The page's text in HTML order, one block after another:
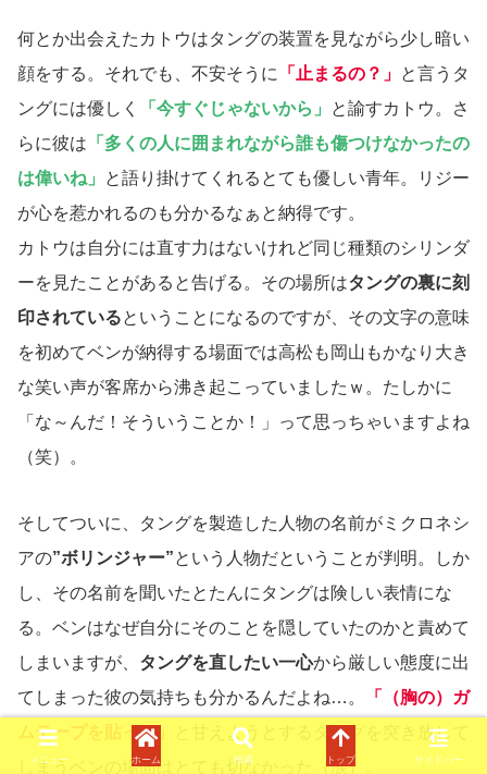
何とか出会えたカトウはタングの装置を見ながら少し暗い
顔をする。それでも、不安そうに 「止まるの？」 と言うタ
ングには優しく
「今すぐじゃないから」
と諭すカトウ。さ
らに彼は 「多くの人に囲まれながら誰も傷つけなかったの
は偉いね」
と語り掛けてくれるとても優しい青年。リジー
が心を惹かれるのも分かるなぁと納得です。
カトウは自分には直す力はないけれど同じ種類のシリンダ
ーを見たことがあると告げる。その場所はタングの裏に刻
印されているということになるのですが、その文字の意味
を初めてベンが納得する場面では高松も岡山もかなり大き
な笑い声が客席から沸き起こっていましたｗ。たしかに
「な～んだ！そういうことか！」って思っちゃいますよね
（笑）。
そしてついに、タングを製造した人物の名前がミクロネシ
アの”ボリンジャー”という人物だということが判明。しか
し、その名前を聞いたとたんにタングは険しい表情にな
る。ベンはなぜ自分にそのことを隠していたのかと責めて
しまいますが、 タングを直したい一心から厳しい態度に出
てしまった彼の気持ちも分かるんだよね…。
「（胸の）ガ
ムテープを貼って」
と甘えようとするタングを突き放して
しまうベンの場面はとても切なかった（涙）。
メニュー ホーム 検索 トップ サイドバー